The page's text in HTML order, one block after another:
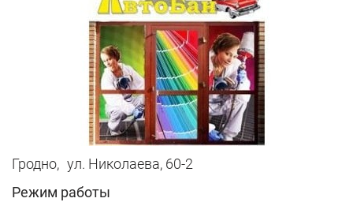
Гродно, ул. Николаева, 60-2
Режим работы